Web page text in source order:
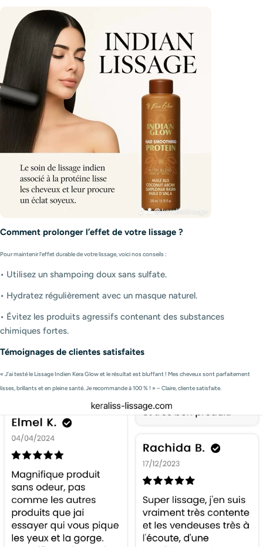
Comment prolonger l’effet de votre lissage ?
Pour maintenir l’effet durable de votre lissage, voici nos conseils :
• Utilisez un shampoing doux sans sulfate.
• Hydratez régulièrement avec un masque naturel.
• Évitez les produits agressifs contenant des substances
chimiques fortes.
Témoignages de clientes satisfaites
« J’ai testé le Lissage Indien Kera Glow et le résultat est bluffant ! Mes cheveux sont parfaitement
lisses, brillants et en pleine santé. Je recommande à 100 % ! » – Claire, cliente satisfaite.